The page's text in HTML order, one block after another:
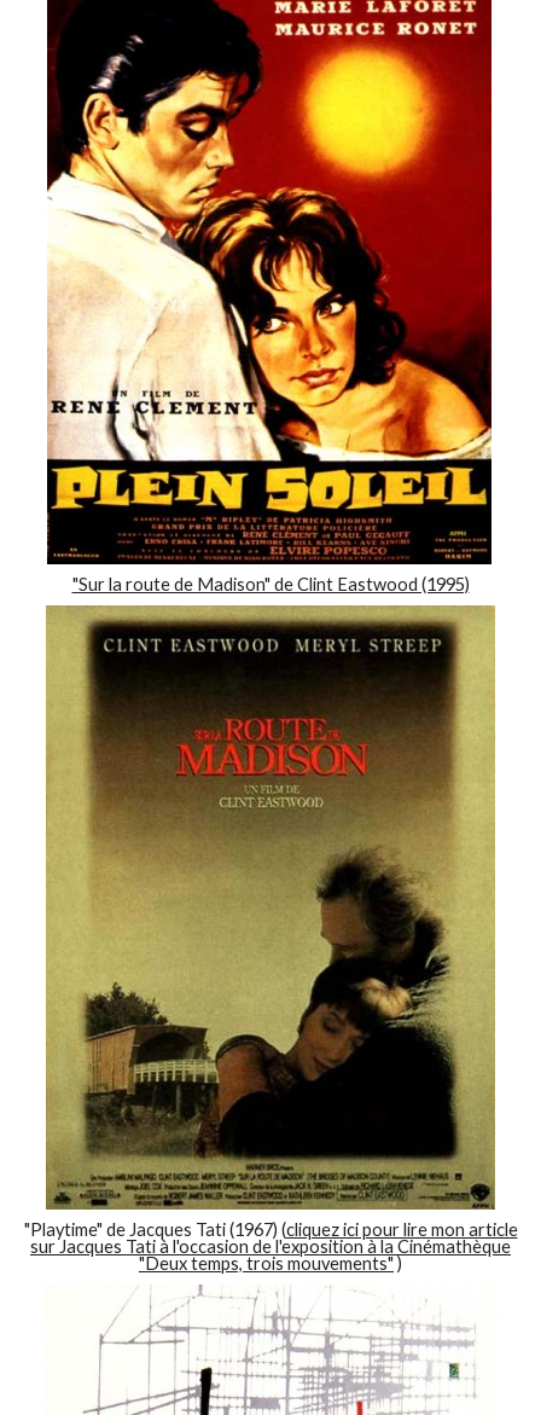
"Sur la route de Madison" de Clint Eastwood (1995)
"Playtime" de Jacques Tati (1967) (cliquez ici pour lire mon article
sur Jacques Tati à l'occasion de l'exposition à la Cinémathèque
"Deux temps, trois mouvements" )